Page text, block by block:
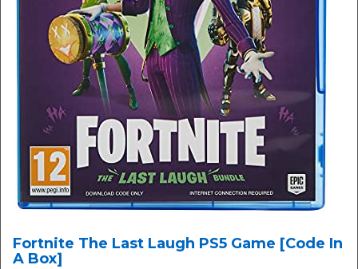
Fortnite The Last Laugh PS5 Game [Code In
A Box]